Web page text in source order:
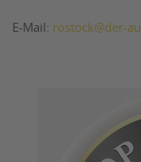
E-Mail: rostock@der-